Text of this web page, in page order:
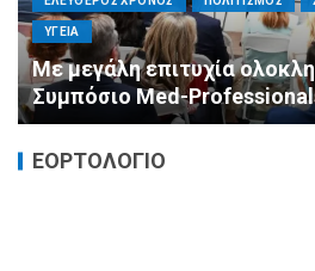
ΕΛΕΥΘΕΡΟΣ ΧΡΟΝΟΣ ΟΙΚΟΝΟΜΙΑ
Καταστροφικές δαπάνες
αντιμετώπισή τους
ΕΟΡΤΟΛΟΓΙΟ